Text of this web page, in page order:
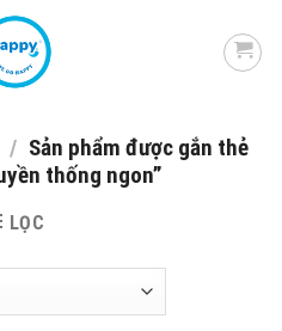
/ Sản phẩm được gắn thẻ
thống ngon”
LỌC